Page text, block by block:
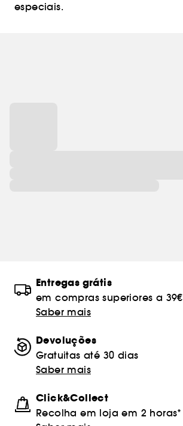
especiais.
Entregas grátis
em compras superiores a 39€
Saber mais
Devoluções
Gratuitas até 30 dias
Saber mais
Click&Collect
Recolha em loja em 2 horas*